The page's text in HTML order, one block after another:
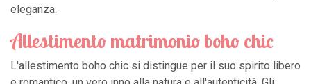
eleganza.
Allestimento matrimonio boho chic
L'allestimento boho chic si distingue per il suo spirito libero